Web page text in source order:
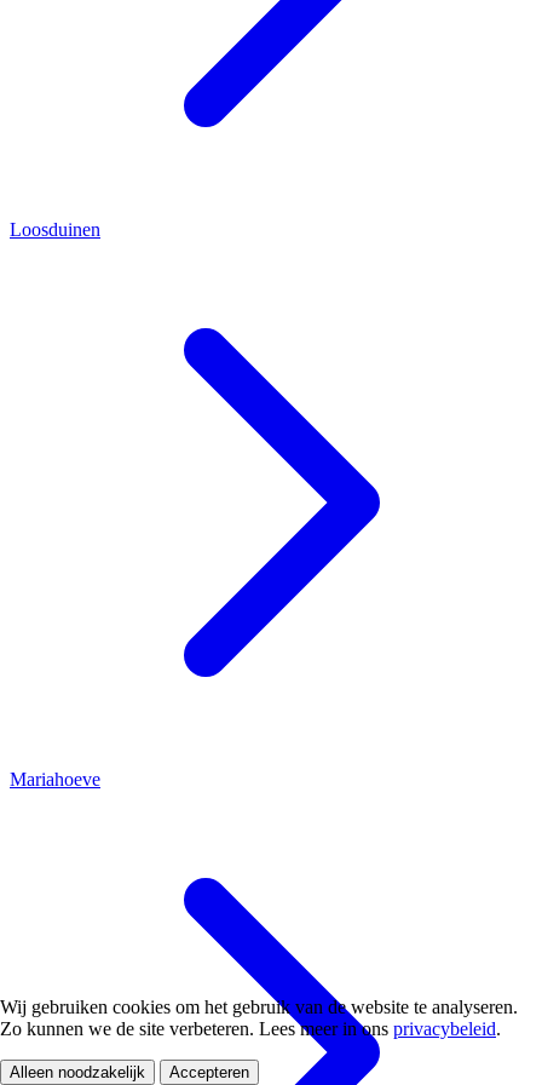
Loosduinen
Mariahoeve
Wij gebruiken cookies om het gebruik van de website te analyseren.
Zo kunnen we de site verbeteren. Lees meer in ons privacybeleid.
Alleen noodzakelijk Accepteren